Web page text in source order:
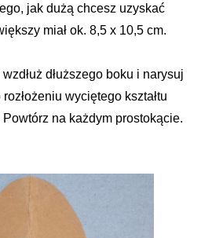
jak dużą chcesz uzyskać
miał ok. 8,5 x 10,5 cm.
wzdłuż dłuższego boku i narysuj
wyciętego kształtu
Powtórz na każdym prostokącie.